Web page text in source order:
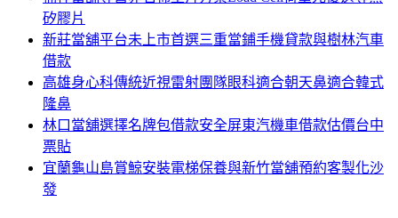
矽膠片
新莊當舖平台未上市首選三重當鋪手機貸款與樹林汽車
借款
高雄身心科傳統近視雷射團隊眼科適合朝天鼻適合韓式
隆鼻
林口當舖選擇名牌包借款安全屏東汽機車借款估價台中
票貼
宜蘭龜山島賞鯨安裝電梯保養與新竹當舖預約客製化沙
發